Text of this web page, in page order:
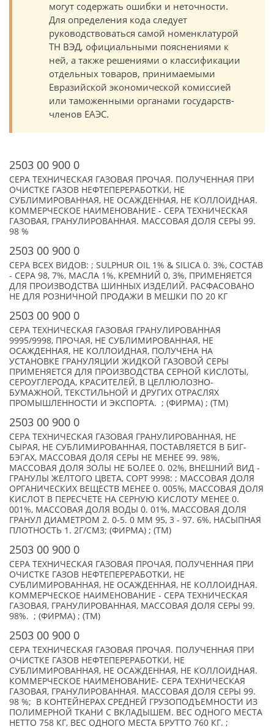
могут содержать ошибки и неточности.
Для определения кода следует
руководствоваться самой номенклатурой
ТН ВЭД, официальными пояснениями к
ней, а также решениями о классификации
отдельных товаров, принимаемыми
Евразийской экономической комиссией
или таможенными органами государств-
членов ЕАЭС.
2503 00 900 0
СЕРА ТЕХНИЧЕСКАЯ ГАЗОВАЯ ПРОЧАЯ. ПОЛУЧЕННАЯ ПРИ
ОЧИСТКЕ ГАЗОВ НЕФТЕПЕРЕРАБОТКИ, НЕ
СУБЛИМИРОВАННАЯ, НЕ ОСАЖДЕННАЯ, НЕ КОЛЛОИДНАЯ.
КОММЕРЧЕСКОЕ НАИМЕНОВАНИЕ - СЕРА ТЕХНИЧЕСКАЯ
ГАЗОВАЯ, ГРАНУЛИРОВАННАЯ. МАССОВАЯ ДОЛЯ СЕРЫ 99.
98 %
2503 00 900 0
СЕРА ВСЕХ ВИДОВ: ; SULPHUR OIL 1% & SILICA 0. 3%, СОСТАВ
- СЕРА 98, 7%, МАСЛА 1%, КРЕМНИЙ 0, 3%, ПРИМЕНЯЕТСЯ
ДЛЯ ПРОИЗВОДСТВА ШИННЫХ ИЗДЕЛИЙ. РАСФАСОВАНО
НЕ ДЛЯ РОЗНИЧНОЙ ПРОДАЖИ В МЕШКИ ПО 20 КГ
2503 00 900 0
СЕРА ТЕХНИЧЕСКАЯ ГАЗОВАЯ ГРАНУЛИРОВАННАЯ
9995/9998, ПРОЧАЯ, НЕ СУБЛИМИРОВАННАЯ, НЕ
ОСАЖДЕННАЯ, НЕ КОЛЛОИДНАЯ, ПОЛУЧЕНА НА
УСТАНОВКЕ ГРАНУЛЯЦИИ ЖИДКОЙ ГАЗОВОЙ СЕРЫ
ПРИМЕНЯЕТСЯ ДЛЯ ПРОИЗВОДСТВА СЕРНОЙ КИСЛОТЫ,
СЕРОУГЛЕРОДА, КРАСИТЕЛЕЙ, В ЦЕЛЛЮЛОЗНО-
БУМАЖНОЙ, ТЕКСТИЛЬНОЙ И ДРУГИХ ОТРАСЛЯХ
ПРОМЫШЛЕННОСТИ И ЭКСПОРТА. ; (ФИРМА) ; (TM)
2503 00 900 0
СЕРА ТЕХНИЧЕСКАЯ ГАЗОВАЯ ГРАНУЛИРОВАННАЯ, НЕ
СЫРАЯ, НЕ СУБЛИМИРОВАННАЯ, ПОСТАВЛЯЕТСЯ В БИГ-
БЭГАХ, МАССОВАЯ ДОЛЯ СЕРЫ НЕ МЕНЕЕ 99. 98%,
МАССОВАЯ ДОЛЯ ЗОЛЫ НЕ БОЛЕЕ 0. 02%, ВНЕШНИЙ ВИД -
ГРАНУЛЫ ЖЕЛТОГО ЦВЕТА, СОРТ 9998: ; МАССОВАЯ ДОЛЯ
ОРГАНИЧЕСКИХ ВЕЩЕСТВ МЕНЕЕ 0. 005%, МАССОВАЯ ДОЛЯ
КИСЛОТ В ПЕРЕСЧЕТЕ НА СЕРНУЮ КИСЛОТУ МЕНЕЕ 0.
001%, МАССОВАЯ ДОЛЯ ВОДЫ 0. 01%, МАССОВАЯ ДОЛЯ
ГРАНУЛ ДИАМЕТРОМ 2. 0-5. 0 ММ 95, 3 - 97. 6%, НАСЫПНАЯ
ПЛОТНОСТЬ 1. 2Г/СМ3; (ФИРМА) ; (TM)
2503 00 900 0
СЕРА ТЕХНИЧЕСКАЯ ГАЗОВАЯ ПРОЧАЯ, ПОЛУЧЕННАЯ ПРИ
ОЧИСТКЕ ГАЗОВ НЕФТЕПЕРЕРАБОТКИ, НЕ
СУБЛИМИРОВАННАЯ, НЕ ОСАЖДЕННАЯ, НЕ КОЛЛОИДНАЯ.
КОММЕРЧЕСКОЕ НАИМЕНОВАНИЕ - СЕРА ТЕХНИЧЕСКАЯ
ГАЗОВАЯ, ГРАНУЛИРОВАННАЯ, МАССОВАЯ ДОЛЯ СЕРЫ 99.
98%. ; (ФИРМА) ; (TM)
2503 00 900 0
СЕРА ТЕХНИЧЕСКАЯ ГАЗОВАЯ ПРОЧАЯ. ПОЛУЧЕННАЯ ПРИ
ОЧИСТКЕ ГАЗОВ НЕФТЕПЕРЕРАБОТКИ, НЕ
СУБЛИМИРОВАННАЯ, НЕ ОСАЖДЕННАЯ, НЕ КОЛЛОИДНАЯ.
КОММЕРЧЕСКОЕ НАИМЕНОВАНИЕ- СЕРА ТЕХНИЧЕСКАЯ
ГАЗОВАЯ, ГРАНУЛИРОВАННАЯ. МАССОВАЯ ДОЛЯ СЕРЫ 99.
98 %; В КОНТЕЙНЕРАХ СРЕДНЕЙ ГРУЗОПОДЪЕМНОСТИ ИЗ
ПОЛИМЕРНОЙ ТКАНИ С ВКЛАДЫШЕМ. ВЕС ОДНОГО МЕСТА
НЕТТО 758 КГ, ВЕС ОДНОГО МЕСТА БРУТТО 760 КГ. ;